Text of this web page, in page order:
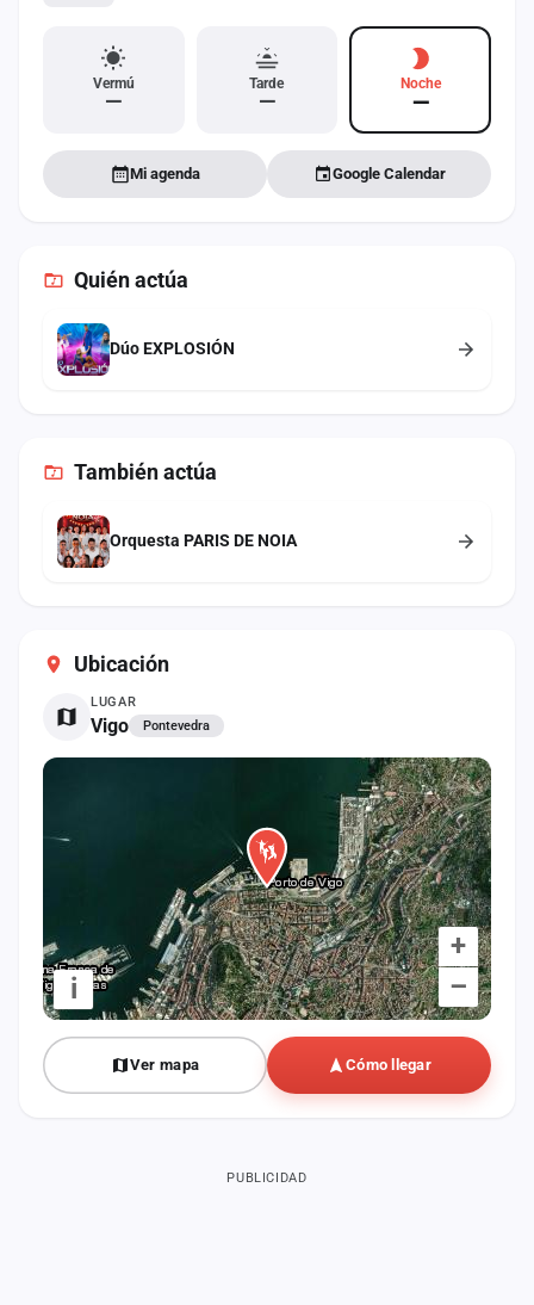
Ubicación
LUGAR
Vigo Pontevedra
+
–
i
Ver mapa Cómo llegar
Vermú
—
Tarde
—
Noche
—
Mi agenda Google Calendar
Quién actúa
Dúo EXPLOSIÓN
Tambiénactúa
Orquesta PARIS DE NOIA
PUBLICIDAD